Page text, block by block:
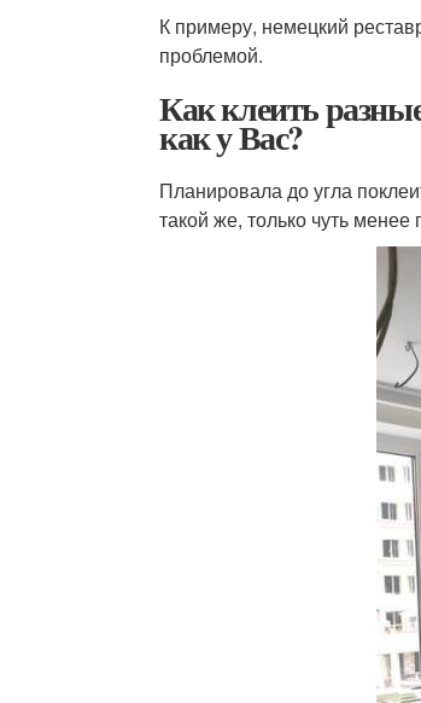
К примеру, немецкий
проблемой.
Как клеить
как у Вас?
Планировала до угла
такой же, только чуть менее